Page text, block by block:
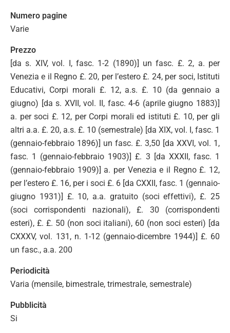
Numero pagine
Varie
Prezzo
[da s. XIV, vol. I, fasc. 1-2 (1890)] un fasc. £. 2, a. per
Venezia e il Regno £. 20, per l’estero £. 24, per soci, Istituti
Educativi, Corpi morali £. 12, a.s. £. 10 (da gennaio a
giugno) [da s. XVII, vol. II, fasc. 4-6 (aprile giugno 1883)]
a. per soci £. 12, per Corpi morali ed istituti £. 10, per gli
altri a.a. £. 20, a.s. £. 10 (semestrale) [da XIX, vol. I, fasc. 1
(gennaio-febbraio 1896)] un fasc. £. 3,50 [da XXVI, vol. 1,
fasc. 1 (gennaio-febbraio 1903)] £. 3 [da XXXII, fasc. 1
(gennaio-febbraio 1909)] a. per Venezia e il Regno £. 12,
per l’estero £. 16, per i soci £. 6 [da CXXII, fasc. 1 (gennaio-
giugno 1931)] £. 10, a.a. gratuito (soci effettivi), £. 25
(soci corrispondenti nazionali), £. 30 (corrispondenti
esteri), £. £. 50 (non soci italiani), 60 (non soci esteri) [da
CXXXV, vol. 131, n. 1-12 (gennaio-dicembre 1944)] £. 60
un fasc., a.a. 200
Periodicità
Varia (mensile, bimestrale, trimestrale, semestrale)
Pubblicità
Si